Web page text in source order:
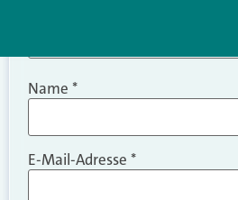
Name *
E-Mail-Adresse *